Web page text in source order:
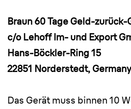
Braun 60 Tage Geld-zurück-
c/o Lehoff Im- und Export
Hans-Böckler-Ring 15
22851 Norderstedt, Germany
Das Gerät muss binnen 10